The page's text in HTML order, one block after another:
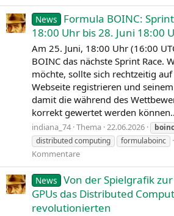
News
Formula BOINC:
18:00 Uhr bis 28. Juni 18:00
Am 25. Juni, 18:00 Uhr (16:00
BOINC das nächste Sprint Race.
möchte, sollte sich rechtzeitig
Webseite registrieren und
damit die während des
korrekt gewertet werden
indiana_74 Thema 22.06.2026 boinc
distributed computing
formulaboinc
Kommentare
News Von der Spielgrafik
GPUs das Distributed
revolutionierten